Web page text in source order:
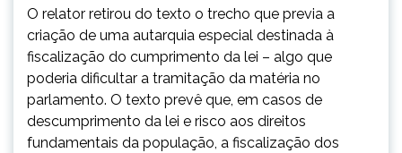
O relator retirou do texto o trecho que previa a
criação de uma autarquia especial destinada à
fiscalização do cumprimento da lei – algo que
poderia dificultar a tramitação da matéria no
parlamento. O texto prevê que, em casos de
descumprimento da lei e risco aos direitos
fundamentais da população, a fiscalização dos